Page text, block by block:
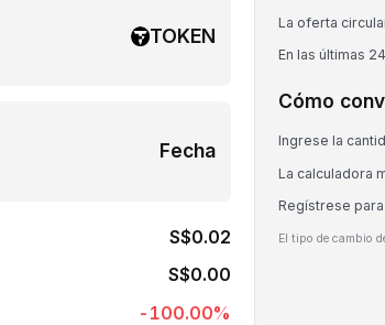
TOKEN
Fecha
S$0.02
S$0.00
-100.00%
La oferta
En las últimas
Cómo
Ingrese la
La calculadora
Regístrese
El tipo de cambio